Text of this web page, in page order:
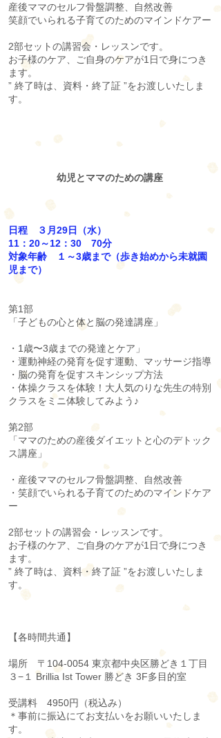
産後ママのセルフ骨盤調整、自然改善
笑顔でいられる子育てのためのマインドケアー
2部セットの講習会・レッスンです。
お子様のケア、ご自身のケアが1日で身につき
ます。
” 終了時は、資料・終了証 ”をお渡しいたしま
す。
日程 ３月29日（水）
11：20～12：30 70分
対象年齢 １～3歳まで（歩き始めから未就園
児まで）
第1部
「子どもの心と体と脳の発達講座」
・1歳〜3歳までの発達とケア」
・運動神経の発育を促す運動、マッサージ指導
・脳の発育を促すスキンシップ方法
・体操クラスを体験！大人気のりな先生の特別
クラスをミニ体験してみよう♪
第2部
「ママのための産後ダイエットと心のデトック
ス講座」
・産後ママのセルフ骨盤調整、自然改善
・笑顔でいられる子育てのためのマインドケア
ー
2部セットの講習会・レッスンです。
お子様のケア、ご自身のケアが1日で身につき
ます。
” 終了時は、資料・終了証 ”をお渡しいたしま
す。
【各時間共通】
場所 〒104-0054 東京都中央区勝どき１丁目
３−１ Brillia Ist Tower 勝どき 3F多目的室
受講料 4950円（税込み）
＊事前に振込にてお支払いをお願いいたしま
す。
幼児とママのための講座